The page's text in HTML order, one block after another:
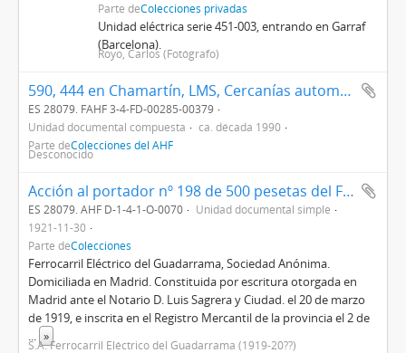
Parte deColecciones privadas
Unidad eléctrica serie 451-003, entrando en Garraf
(Barcelona).
Royo, Carlos (Fotógrafo)
590, 444 en Chamartín, LMS, Cercanías automotores, 445 (FD-00292), Vía estrecha, Cercanías Delicias, Valencia, Windhoff, AVE, 440, Feve, Chamartín, UT 444, 592, 590, 443 Platanito, Tren del Centenario, Locomotora de vapor 120-2112 (MZA 168), 220-2005 (Vilanova i la Geltrú), Tarraco 030-0204, automotor 439, Locomotora eléctrica 7765, Vagón economato-autoservicio, Automotor 595, Grúa y vagón borde bajo, 433, 300-111-2, Locomotora de vapor 0-2273, locomotora eléctrica 8628, 269-114-7, máquina quitanieves, locomotora de vapor 030-221? con aguada en pedestal, 432 en Tarragona, Talgo, Museo del Ferrocarril de Madrid locomotora de vapor Andaluces, Yorkshire en el Museo 10201, Tren de la Fresa en línea de Delicias-Cercanías, Cercanías junto a la estación de Madrid - Delicias (FD-00298)
ES 28079. FAHF 3-4-FD-00285-00379
Unidad documental compuesta
ca. década 1990
Parte deColecciones del AHF
Desconocido
Acción al portador nº 198 de 500 pesetas del Ferrocarril Eléctrico del Guadarrama, S.A.
ES 28079. AHF D-1-4-1-O-0070
Unidad documental simple
1921-11-30
Parte deColecciones
Ferrocarril Eléctrico del Guadarrama, Sociedad Anónima.
Domiciliada en Madrid. Constituida por escritura otorgada en
Madrid ante el Notario D. Luis Sagrera y Ciudad. el 20 de marzo
de 1919, e inscrita en el Registro Mercantil de la provincia el 2 de
... »
S.A. Ferrocarril Eléctrico del Guadarrama (1919-20??)